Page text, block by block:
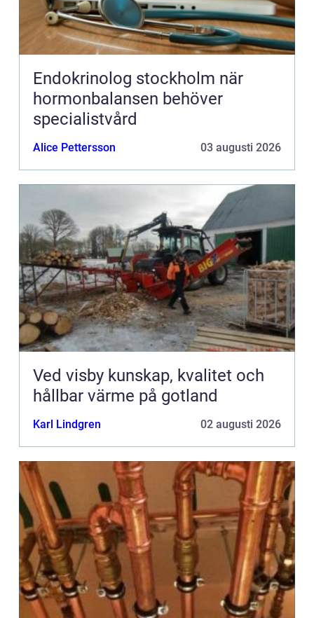
Endokrinolog stockholm när
hormonbalansen behöver
specialistvård
Alice Pettersson 03 augusti 2026
Ved visby kunskap, kvalitet och
hållbar värme på gotland
Karl Lindgren 02 augusti 2026